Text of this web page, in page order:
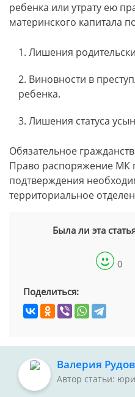
ребенка или утрату ею
материнского капитала
Лишения
Виновности в
ребенка.
Лишения статуса
Обязательное
Право распоряжение МК
подтверждения
территориальное
Была ли эта
0
Поделиться:
Валерия
Автор статьи: